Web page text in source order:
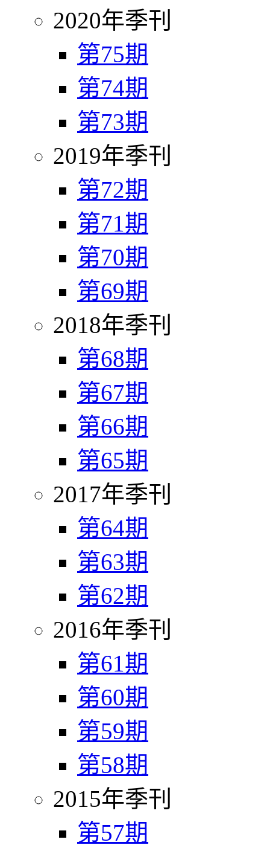
2020年季刊
第75期
第74期
第73期
2019年季刊
第72期
第71期
第70期
第69期
2018年季刊
第68期
第67期
第66期
第65期
2017年季刊
第64期
第63期
第62期
2016年季刊
第61期
第60期
第59期
第58期
2015年季刊
第57期